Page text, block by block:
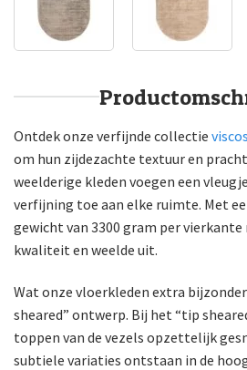
Ontdek onze verfijnde collectie
om hun zijdezachte textuur en
weelderige kleden voegen een
verfijning toe aan elke ruimte. Met
gewicht van 3300 gram per
kwaliteit en weelde uit.
Wat onze vloerkleden extra
sheared” ontwerp. Bij het “tip
toppen van de vezels opzettelijk
subtiele variaties ontstaan in de